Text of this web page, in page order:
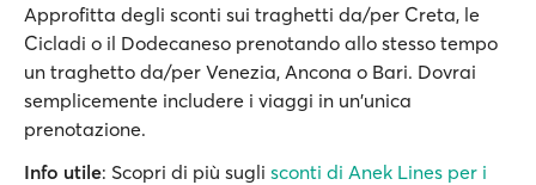
Approfitta degli sconti sui traghetti da/per Creta, le
Cicladi o il Dodecaneso prenotando allo stesso tempo
un traghetto da/per Venezia, Ancona o Bari. Dovrai
semplicemente includere i viaggi in un'unica
prenotazione.
Info utile: Scopri di più sugli sconti di Anek Lines per i